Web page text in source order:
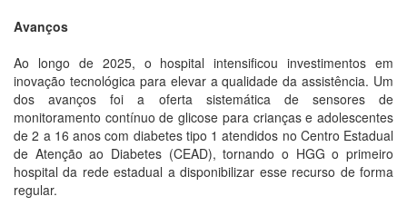
Avanços
Ao longo de 2025, o hospital intensificou investimentos em
inovação tecnológica para elevar a qualidade da assistência. Um
dos avanços foi a oferta sistemática de sensores de
monitoramento contínuo de glicose para crianças e adolescentes
de 2 a 16 anos com diabetes tipo 1 atendidos no Centro Estadual
de Atenção ao Diabetes (CEAD), tornando o HGG o primeiro
hospital da rede estadual a disponibilizar esse recurso de forma
regular.